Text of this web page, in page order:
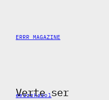
content
ERRR MAGAZINE
Verte ser
eezzzkarol